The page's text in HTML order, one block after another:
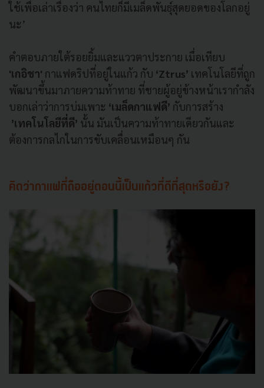
ใช้เพื่อเล่าเรื่องว่า คนไทยก็มีเมล็ดพันธุ์สุดยอดของโลกอยู่
นะ’
คำตอบภายใต้รอยยิ้มและแววตาประกาย เมื่อเทียบ
'เกอิชา' กาแฟดริปที่อยู่ในแก้ว กับ ‘Ztrus’ เทคโนโลยีที่ถูก
พัฒนาขึ้นมาภายความท้าทาย ที่ชายผู้อยู่ข้างหน้าเรากำลัง
บอกเล่าว่าการบ่มเพาะ ‘เมล็ดกาแฟดี’ กับการสร้าง
’เทคโนโลยีที่ดี’ นั้น มันเป็นความท้าทายเดียวกันและ
ต้องการกลไกในการขับเคลื่อนเหมือนๆ กัน
คิดว่ากาแฟที่ถืออยู่ตอนนี้เป็นแก้วที่ดีที่สุดหรือยัง?